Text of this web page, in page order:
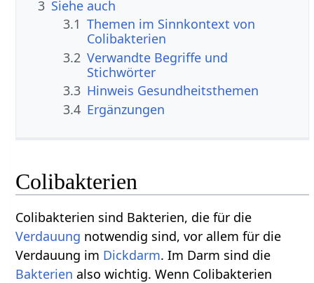
3 Siehe auch
3.1 Themen im Sinnkontext von
Colibakterien
3.2 Verwandte Begriffe und
Stichwörter
3.3 Hinweis Gesundheitsthemen
3.4 Ergänzungen
Colibakterien
Colibakterien sind Bakterien, die für die
Verdauung notwendig sind, vor allem für die
Verdauung im Dickdarm. Im Darm sind die
Bakterien also wichtig. Wenn Colibakterien